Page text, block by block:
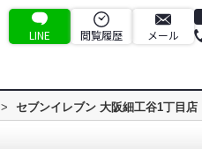
LINE 閲覧履歴 メール
> セブンイレブン 大阪細工谷1丁目店